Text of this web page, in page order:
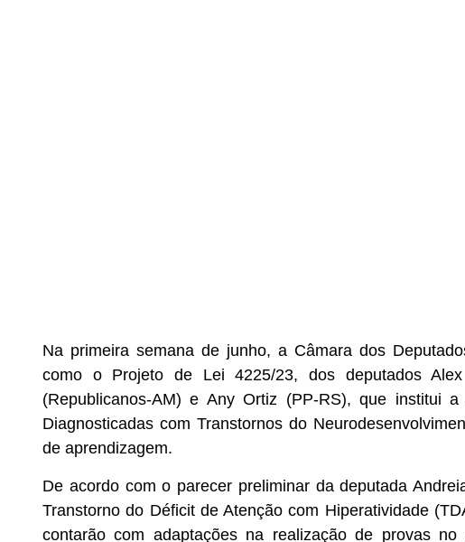
Na primeira semana de junho, a Câmara dos
como o Projeto de Lei 4225/23, dos deputados Alex
(Republicanos-AM) e Any Ortiz (PP-RS), que institui
Diagnosticadas com Transtornos do
de aprendizagem.
De acordo com o parecer preliminar da deputada
Transtorno do Déficit de Atenção com Hiperatividade
contarão com adaptações na realização de provas